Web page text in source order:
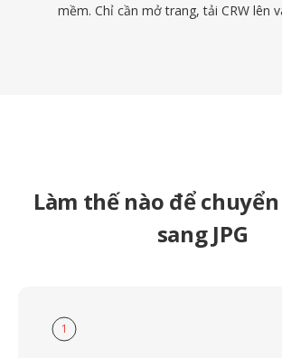
mềm. Chỉ cần mở trang, tải CRW lên
Làm thế nào để chuyển
sang JPG
1